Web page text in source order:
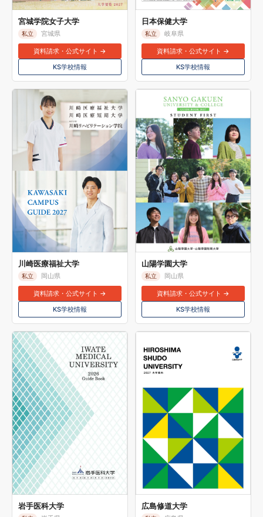
宮城学院女子大学
私立 宮城県
資料請求・公式サイト →
KS学校情報
日本保健大学
私立 岐阜県
資料請求・公式サイト →
KS学校情報
川崎医療福祉大学
私立 岡山県
資料請求・公式サイト →
KS学校情報
山陽学園大学
私立 岡山県
資料請求・公式サイト →
KS学校情報
岩手医科大学 広島修道大学